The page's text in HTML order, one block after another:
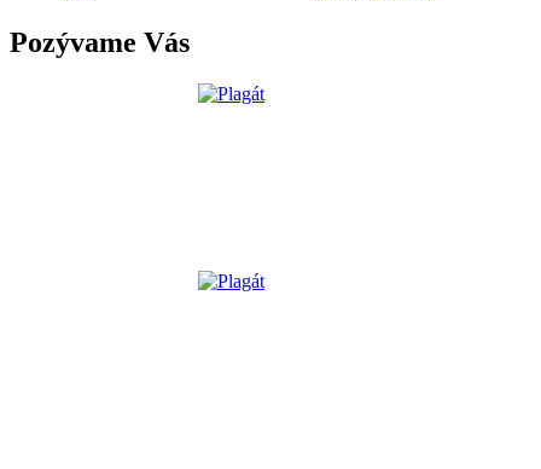
Pozývame Vás